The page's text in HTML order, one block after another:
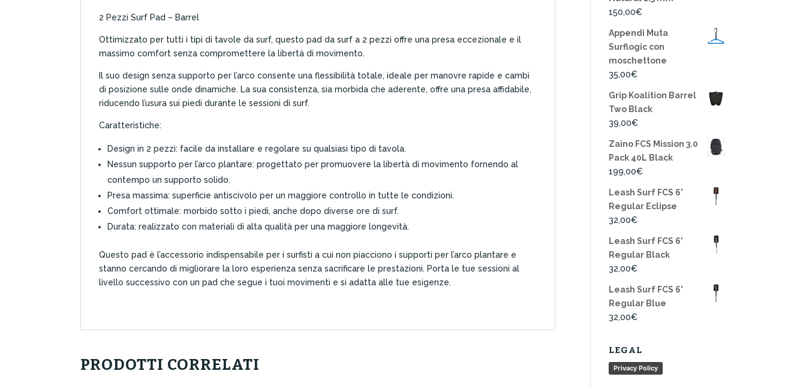
2 Pezzi Surf Pad – Barrel
Ottimizzato per tutti i tipi di tavole da surf, questo pad da surf a 2 pezzi offre una presa eccezionale e il
massimo comfort senza compromettere la libertà di movimento.
Il suo design senza supporto per l’arco consente una flessibilità totale, ideale per manovre rapide e cambi
di posizione sulle onde dinamiche. La sua consistenza, sia morbida che aderente, offre una presa affidabile,
riducendo l’usura sui piedi durante le sessioni di surf.
Caratteristiche:
Design in 2 pezzi: facile da installare e regolare su qualsiasi tipo di tavola.
Nessun supporto per l’arco plantare: progettato per promuovere la libertà di movimento fornendo al
contempo un supporto solido.
Presa massima: superficie antiscivolo per un maggiore controllo in tutte le condizioni.
Comfort ottimale: morbido sotto i piedi, anche dopo diverse ore di surf.
Durata: realizzato con materiali di alta qualità per una maggiore longevità.
Questo pad è l’accessorio indispensabile per i surfisti a cui non piacciono i supporti per l’arco plantare e
stanno cercando di migliorare la loro esperienza senza sacrificare le prestazioni. Porta le tue sessioni al
livello successivo con un pad che segue i tuoi movimenti e si adatta alle tue esigenze.
PRODOTTI CORRELATI
150,00€
Appendi Muta
Surflogic con
moschettone
35,00€
Grip Koalition Barrel
Two Black
39,00€
Zaino FCS Mission 3.0
Pack 40L Black
199,00€
Leash Surf FCS 6'
Regular Eclipse
32,00€
Leash Surf FCS 6'
Regular Black
32,00€
Leash Surf FCS 6'
Regular Blue
32,00€
LEGAL
Privacy Policy